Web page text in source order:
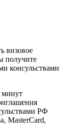
визовое
получите
консульствами
минут
РФ
MasterCard,